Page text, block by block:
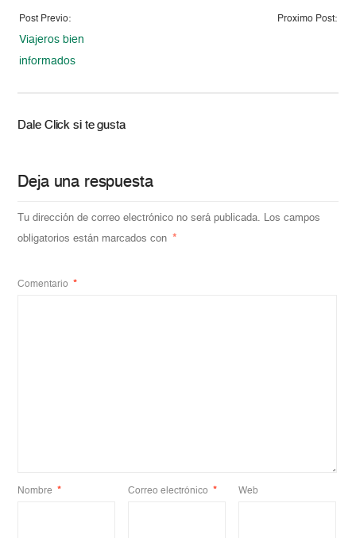
Post Previo:
Viajeros bien
informados
Proximo Post:
Dale Click si te gusta
Deja una respuesta
Tu dirección de correo electrónico no será publicada. Los campos
obligatorios están marcados con *
Comentario *
Nombre * Correo electrónico * Web